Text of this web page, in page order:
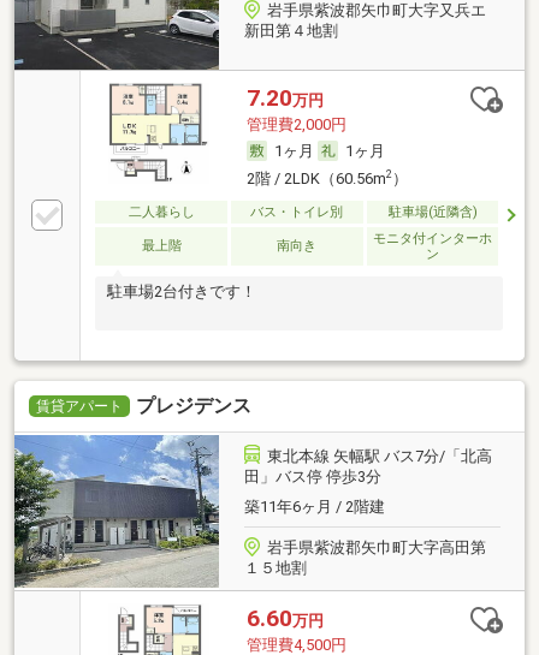
岩手県紫波郡矢巾町大字又兵エ
新田第４地割
7.20万円
管理費2,000円
1ヶ月
1ヶ月
2階 / 2LDK（60.56m2）
二人暮らし バス・トイレ別 駐車場(近隣含)
最上階 南向き
モニタ付インターホ
ン
駐車場2台付きです！
賃貸アパート プレジデンス
東北本線 矢幅駅 バス7分/「北高
田」バス停 停歩3分
築11年6ヶ月 / 2階建
岩手県紫波郡矢巾町大字高田第
１５地割
6.60万円
管理費4,500円